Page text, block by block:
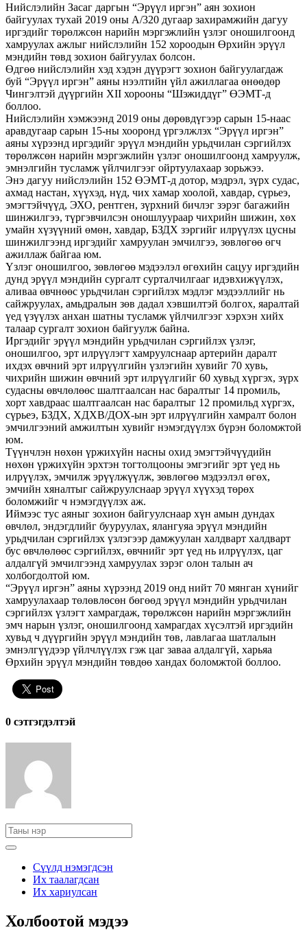
Нийслэлийн Засаг даргын “Эрүүл иргэн” аян зохион
байгуулах тухай 2019 оны А/320 дугаар захирамжийн дагуу
иргэдийг төрөлжсөн нарийн мэргэжлийн үзлэг оношилгоонд
хамруулах ажлыг нийслэлийн 152 хороодын Өрхийн эрүүл
мэндийн төвд зохион байгуулах болсон.
Өдгөө нийслэлийн хэд хэдэн дүүрэгт зохион байгуулагдаж
буй “Эрүүл иргэн” аяны нээлтийн үйл ажиллагаа өнөөдөр
Чингэлтэй дүүргийн XII хорооны “Шэжиддүг” ӨЭМТ-д
боллоо.
Нийслэлийн хэмжээнд 2019 оны дөрөвдүгээр сарын 15-наас
аравдугаар сарын 15-ны хооронд үргэлжлэх “Эрүүл иргэн”
аяны хүрээнд иргэдийг эрүүл мэндийн урьдчилан сэргийлэх
төрөлжсөн нарийн мэргэжлийн үзлэг оношилгоонд хамруулж,
эмнэлгийн тусламж үйлчилгээг ойртуулахаар зорьжээ.
Энэ дагуу нийслэлийн 152 ӨЭМТ-д дотор, мэдрэл, зүрх судас,
ахмад настан, хүүхэд, нүд, чих хамар хоолой, хавдар, сүрьеэ,
эмэгтэйчүүд, ЭХО, рентген, зүрхний бичлэг зэрэг багажийн
шинжилгээ, түргэвчилсэн оношлуураар чихрийн шижин, хөх
умайн хүзүүний өмөн, хавдар, БЗДХ зэргийг илрүүлэх цусны
шинжилгээнд иргэдийг хамруулан эмчилгээ, зөвлөгөө өгч
ажиллаж байгаа юм.
Үзлэг оношилгоо, зөвлөгөө мэдээлэл өгөхийн сацуу иргэдийн
дунд эрүүл мэндийн сургалт сурталчилгааг идэвхижүүлэх,
аливаа өвчнөөс урьдчилан сэргийлэх мэдлэг мэдээллийг нь
сайжруулах, амьдралын зөв дадал хэвшилтэй болгох, яаралтай
үед үзүүлэх анхан шатны тусламж үйлчилгээг хэрхэн хийх
талаар сургалт зохион байгуулж байна.
Иргэдийг эрүүл мэндийн урьдчилан сэргийлэх үзлэг,
оношилгоо, эрт илрүүлэгт хамруулснаар артерийн даралт
ихдэх өвчний эрт илрүүлгийн үзлэгийн хувийг 70 хувь,
чихрийн шижин өвчний эрт илрүүлгийг 60 хувьд хүргэх, зүрх
судасны өвчлөлөөс шалтгаалсан нас баралтыг 14 промиль,
хорт хавдраас шалтгаалсан нас баралтыг 12 промильд хүргэх,
сүрьеэ, БЗДХ, ХДХВ/ДОХ-ын эрт илрүүлгийн хамралт болон
эмчилгээний амжилтын хувийг нэмэгдүүлэх бүрэн боломжтой
юм.
Түүнчлэн нөхөн үржихүйн насны охид эмэгтэйчүүдийн
нөхөн үржихүйн эрхтэн тогтолцооны эмгэгийг эрт үед нь
илрүүлэх, эмчилж эрүүлжүүлж, зөвлөгөө мэдээлэл өгөх,
эмчийн хяналтыг сайжруулснаар эрүүл хүүхэд төрөх
боломжийг ч нэмэгдүүлэх аж.
Иймээс тус аяныг зохион байгуулснаар хүн амын дундах
өвчлөл, эндэгдлийг бууруулах, ялангуяа эрүүл мэндийн
урьдчилан сэргийлэх үзлэгээр дамжуулан халдварт халдварт
бус өвчлөлөөс сэргийлэх, өвчнийг эрт үед нь илрүүлэх, цаг
алдалгүй эмчилгээнд хамруулах зэрэг олон талын ач
холбогдолтой юм.
“Эрүүл иргэн” аяны хүрээнд 2019 онд нийт 70 мянган хүнийг
хамруулахаар төлөвлөсөн бөгөөд эрүүл мэндийн урьдчилан
сэргийлэх үзлэгт хамрагдаж, төрөлжсөн нарийн мэргэжлийн
эмч нарын үзлэг, оношилгоонд хамрагдах хүсэлтэй иргэдийн
хувьд ч дүүргийн эрүүл мэндийн төв, лавлагаа шатлалын
эмнэлгүүдээр үйлчлүүлэх гэж цаг заваа алдалгүй, харьяа
Өрхийн эрүүл мэндийн төвдөө хандах боломжтой боллоо.
0 cэтгэгдэлтэй
Сүүлд нэмэгдсэн
Их таалагдсан
Их хариулсан
Холбоотой мэдээ